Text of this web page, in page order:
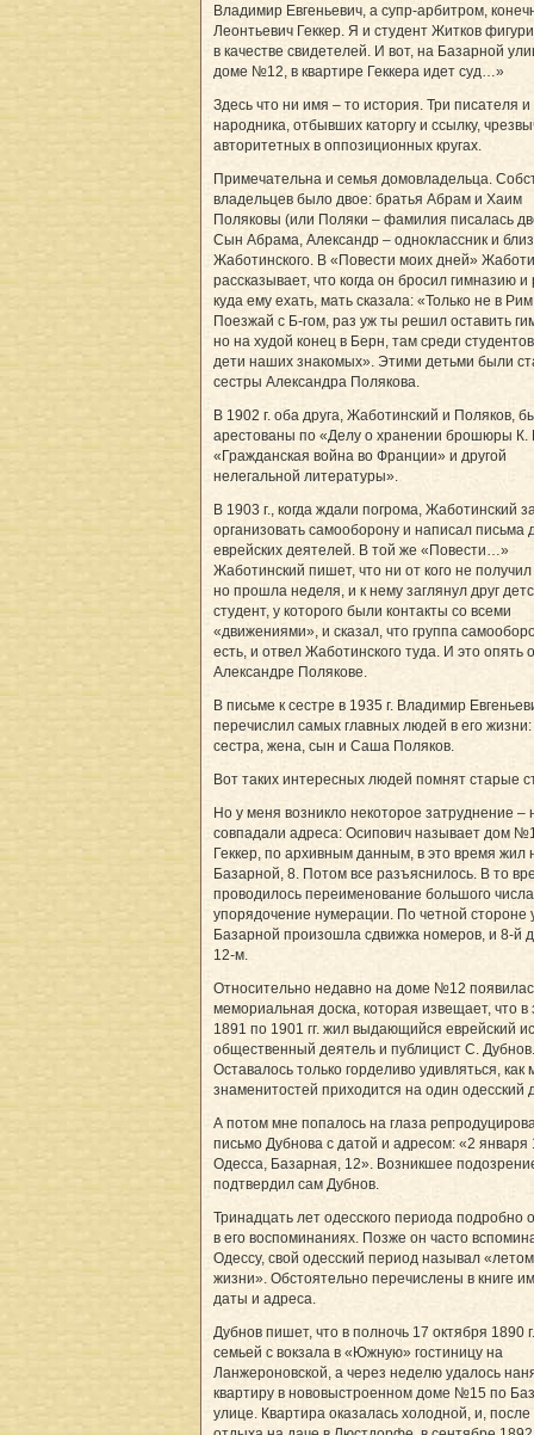
Владимир Евгеньевич, а супр-арбитром,
Леонтьевич Геккер. Я и студент Житков
в качестве свидетелей. И вот, на Базарной
доме №12, в квартире Геккера идет суд…»
Здесь что ни имя – то история. Три писателя и
народника, отбывших каторгу и ссылку,
авторитетных в оппозиционных кругах.
Примечательна и семья домовладельца.
владельцев было двое: братья Абрам и Хаим
Поляковы (или Поляки – фамилия писалась
Сын Абрама, Александр – одноклассник и
Жаботинского. В «Повести моих дней»
рассказывает, что когда он бросил гимназию
куда ему ехать, мать сказала: «Только не в
Поезжай с Б-гом, раз уж ты решил оставить
но на худой конец в Берн, там среди
дети наших знакомых». Этими детьми были
сестры Александра Полякова.
В 1902 г. оба друга, Жаботинский и Поляков,
арестованы по «Делу о хранении брошюры К.
«Гражданская война во Франции» и другой
нелегальной литературы».
В 1903 г., когда ждали погрома, Жаботинский
организовать самооборону и написал письма
еврейских деятелей. В той же «Повести…»
Жаботинский пишет, что ни от кого не получил
но прошла неделя, и к нему заглянул друг
студент, у которого были контакты со всеми
«движениями», и сказал, что группа
есть, и отвел Жаботинского туда. И это опять
Александре Полякове.
В письме к сестре в 1935 г. Владимир
перечислил самых главных людей в его
сестра, жена, сын и Саша Поляков.
Вот таких интересных людей помнят старые
Но у меня возникло некоторое затруднение –
совпадали адреса: Осипович называет дом
Геккер, по архивным данным, в это время жил
Базарной, 8. Потом все разъяснилось. В то
проводилось переименование большого
упорядочение нумерации. По четной стороне
Базарной произошла сдвижка номеров, и 8-й
12-м.
Относительно недавно на доме №12
мемориальная доска, которая извещает, что в
1891 по 1901 гг. жил выдающийся еврейский
общественный деятель и публицист С. Дубнов.
Оставалось только горделиво удивляться, как
знаменитостей приходится на один одесский
А потом мне попалось на глаза
письмо Дубнова с датой и адресом: «2 января
Одесса, Базарная, 12». Возникшее
подтвердил сам Дубнов.
Тринадцать лет одесского периода подробно
в его воспоминаниях. Позже он часто
Одессу, свой одесский пе­риод называл
жизни». Обстоятельно перечислены в книге
даты и адреса.
Дубнов пишет, что в полночь 17 октября 1890
семьей с вокзала в «Южную» гостиницу на
Ланжероновской, а через неделю удалось
квартиру в нововыстроенном доме №15 по
улице. Квартира оказалась холодной, и, после